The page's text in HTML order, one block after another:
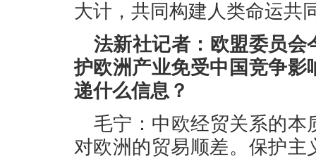
大计，共同构建人类命运共
法新社记者：欧盟委员
护欧洲产业免受中国竞争
递什么信息？
毛宁：中欧经贸关系的
对欧洲的贸易顺差。保护